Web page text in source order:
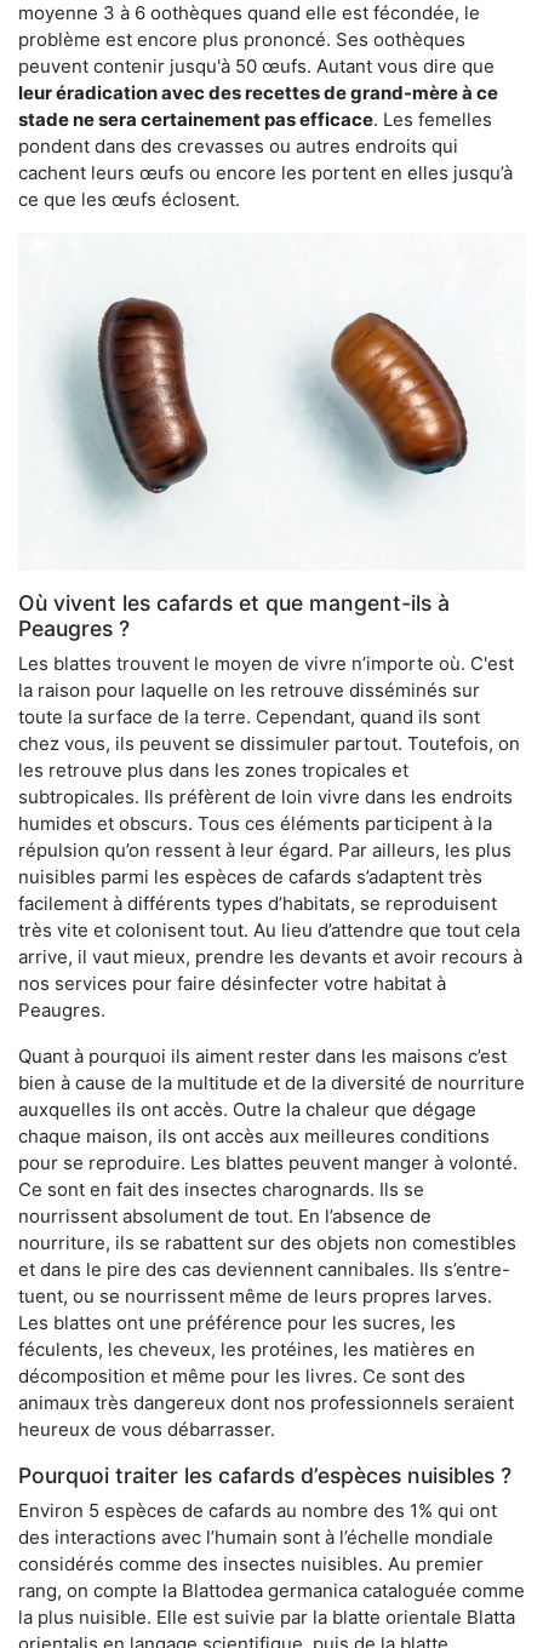
moyenne 3 à 6 oothèques quand elle est fécondée, le
problème est encore plus prononcé. Ses oothèques
peuvent contenir jusqu'à 50 œufs. Autant vous dire que
leur éradication avec des recettes de grand-mère à ce
stade ne sera certainement pas efficace. Les femelles
pondent dans des crevasses ou autres endroits qui
cachent leurs œufs ou encore les portent en elles jusqu’à
ce que les œufs éclosent.
Où vivent les cafards et que mangent-ils à
Peaugres ?
Les blattes trouvent le moyen de vivre n’importe où. C'est
la raison pour laquelle on les retrouve disséminés sur
toute la surface de la terre. Cependant, quand ils sont
chez vous, ils peuvent se dissimuler partout. Toutefois, on
les retrouve plus dans les zones tropicales et
subtropicales. Ils préfèrent de loin vivre dans les endroits
humides et obscurs. Tous ces éléments participent à la
répulsion qu’on ressent à leur égard. Par ailleurs, les plus
nuisibles parmi les espèces de cafards s’adaptent très
facilement à différents types d’habitats, se reproduisent
très vite et colonisent tout. Au lieu d’attendre que tout cela
arrive, il vaut mieux, prendre les devants et avoir recours à
nos services pour faire désinfecter votre habitat à
Peaugres.
Quant à pourquoi ils aiment rester dans les maisons c’est
bien à cause de la multitude et de la diversité de nourriture
auxquelles ils ont accès. Outre la chaleur que dégage
chaque maison, ils ont accès aux meilleures conditions
pour se reproduire. Les blattes peuvent manger à volonté.
Ce sont en fait des insectes charognards. Ils se
nourrissent absolument de tout. En l’absence de
nourriture, ils se rabattent sur des objets non comestibles
et dans le pire des cas deviennent cannibales. Ils s’entre-
tuent, ou se nourrissent même de leurs propres larves.
Les blattes ont une préférence pour les sucres, les
féculents, les cheveux, les protéines, les matières en
décomposition et même pour les livres. Ce sont des
animaux très dangereux dont nos professionnels seraient
heureux de vous débarrasser.
Pourquoi traiter les cafards d’espèces nuisibles ?
Environ 5 espèces de cafards au nombre des 1% qui ont
des interactions avec l’humain sont à l’échelle mondiale
considérés comme des insectes nuisibles. Au premier
rang, on compte la Blattodea germanica cataloguée comme
la plus nuisible. Elle est suivie par la blatte orientale Blatta